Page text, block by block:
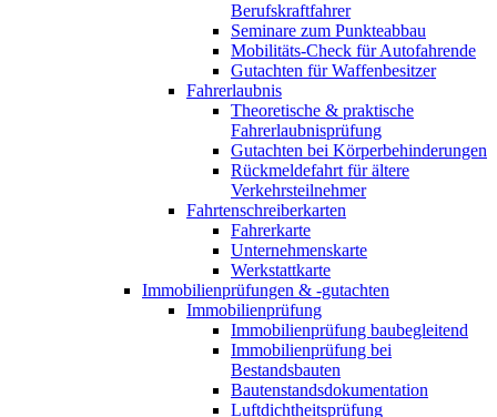
Berufskraftfahrer
Seminare zum Punkteabbau
Mobilitäts-Check für Autofahrende
Gutachten für Waffenbesitzer
Fahrerlaubnis
Theoretische & praktische
Fahrerlaubnisprüfung
Gutachten bei Körperbehinderungen
Rückmeldefahrt für ältere
Verkehrsteilnehmer
Fahrtenschreiberkarten
Fahrerkarte
Unternehmenskarte
Werkstattkarte
Immobilienprüfungen & -gutachten
Immobilienprüfung
Immobilienprüfung baubegleitend
Immobilienprüfung bei
Bestandsbauten
Bautenstandsdokumentation
Luftdichtheitsprüfung